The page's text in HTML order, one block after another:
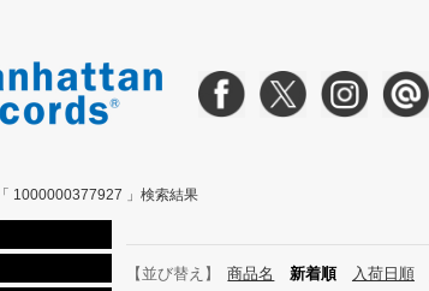
「 1000000377927 」検索結果
【並び替え】 商品名 新着順 入荷日順